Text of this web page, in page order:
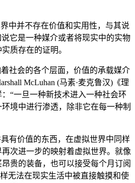
中并不存在价值和实用性，与其说
它是一种媒介或者将现实中的实物
质存在的证明。
社会的各个层面，价值的承载媒介
McLuhan (马素·麦克鲁汉)《理
“一旦一种新技术进入一种社会环
境中进行渗透，除非它在每一种制
有价值的东西，在虚拟世界中同样
次进一步的映射着虚拟世界。就像
贵的装备，也可以接受每个月订阅
无法在现实生活中被直接触摸和使